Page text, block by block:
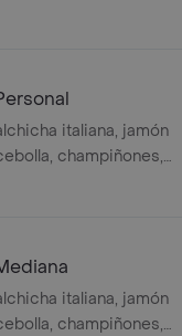
Salsa de Ajo,
italiana, jamón
champiñones,
y aceitunas negras -
italiana, jamón
champiñones,